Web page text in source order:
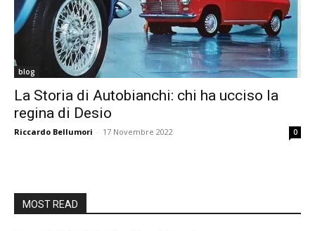
blog
La Storia di Autobianchi: chi ha ucciso la
regina di Desio
Riccardo Bellumori - 17 Novembre 2022 0
MOST READ